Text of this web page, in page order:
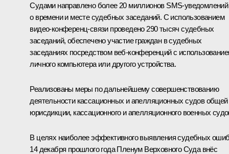
Судами направлено более 20 миллионов SMS-уведомлений
о времени и месте судебных заседаний. С использованием
видео-конференц-связи проведено 290 тысяч судебных
заседаний, обеспечено участие граждан в судебных
заседаниях посредством веб-конференций с
личного компьютера или другого устройства.
Реализованы меры по дальнейшему совершенствованию
деятельности кассационных и апелляционных судов общей
юрисдикции, кассационного и апелляционного военных
В целях наиболее эффективного выявления судебных
14 декабря прошлого года Пленум Верховного Суда внёс